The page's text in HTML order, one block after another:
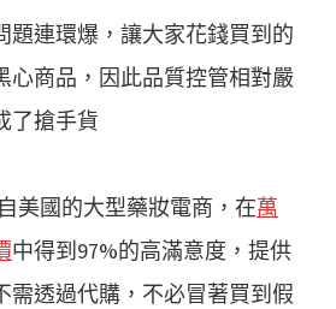
題連環爆，讓大家花錢買到的
心商品，因此品質控管相對嚴
了搶手貨
美國的大型藥妝電商，在萬
中得到97%的高滿意度，提供
需透過代購，不必冒著買到假